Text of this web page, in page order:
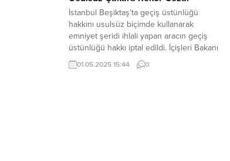
İstanbul Beşiktaş’ta geçiş üstünlüğü
hakkını usulsüz biçimde kullanarak
emniyet şeridi ihlali yapan aracın geçiş
üstünlüğü hakkı iptal edildi. İçişleri Bakanı
Ali Yerlikaya, sosyal medya hesabı
üzerinden yaptığı açıklamada Beşiktaş’ta
01.05.2025 15:44 0